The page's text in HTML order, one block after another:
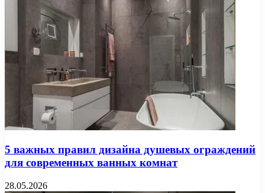
5 важных правил дизайна душевых ограждений
для современных ванных комнат
28.05.2026